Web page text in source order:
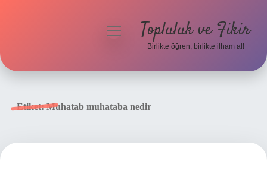
menüyüTopluluk ve Fikir
Birlikte öğren, birlikte ilham al!
Etiket:Muhatab muhataba nedir